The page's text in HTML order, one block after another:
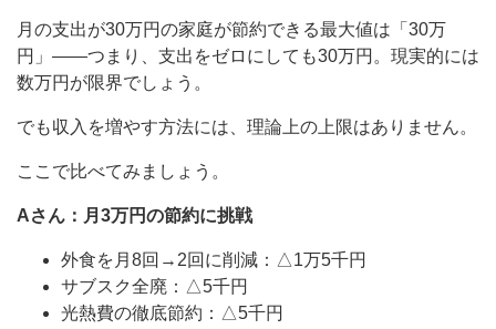
月の支出が30万円の家庭が節約できる最大値は「30万
円」——つまり、支出をゼロにしても30万円。現実的には
数万円が限界でしょう。
でも収入を増やす方法には、理論上の上限はありません。
ここで比べてみましょう。
Aさん：月3万円の節約に挑戦
外食を月8回→2回に削減：△1万5千円
サブスク全廃：△5千円
光熱費の徹底節約：△5千円